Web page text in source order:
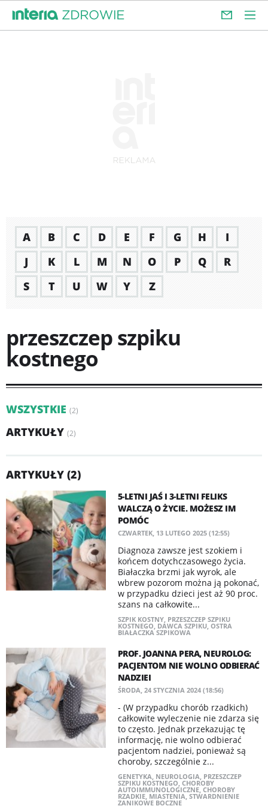
A B C D E F G H
I
J
K L M N O P Q
R
S
T U W Y Z
przeszczep szpiku
kostnego
WSZYSTKIE (2)
ARTYKUŁY (2)
ARTYKUŁY (2)
5-LETNI JAŚ I 3-LETNI FELIKS
WALCZĄ O ŻYCIE. MOŻESZ IM
POMÓC
CZWARTEK, 13 LUTEGO 2025 (12:55)
Diagnoza zawsze jest szokiem i
końcem dotychczasowego życia.
Białaczka brzmi jak wyrok, ale
wbrew pozorom można ją pokonać,
w przypadku dzieci jest aż 90 proc.
szans na całkowite...
SZPIK KOSTNY, PRZESZCZEP SZPIKU
KOSTNEGO, DAWCA SZPIKU, OSTRA
BIAŁACZKA SZPIKOWA
PROF. JOANNA PERA, NEUROLOG:
PACJENTOM NIE WOLNO ODBIERAĆ
NADZIEI
ŚRODA, 24 STYCZNIA 2024 (18:56)
- (W przypadku chorób rzadkich)
całkowite wyleczenie nie zdarza się
to często. Jednak przekazując tę
informację, nie wolno odbierać
pacjentom nadziei, ponieważ są
choroby, szczególnie z...
GENETYKA, NEUROLOGIA, PRZESZCZEP
SZPIKU KOSTNEGO, CHOROBY
AUTOIMMUNOLOGICZNE, CHOROBY
RZADKIE, MIASTENIA, STWARDNIENIE
ZANIKOWE BOCZNE